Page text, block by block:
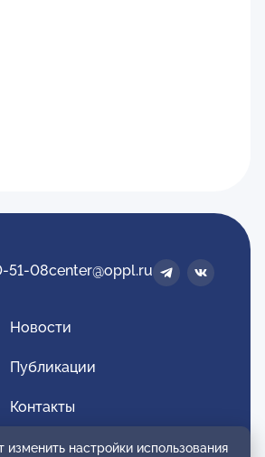
51-08center@oppl.ru
Новости
Публикации
Контакты
Для спонсоров и партнеров
настройки использования